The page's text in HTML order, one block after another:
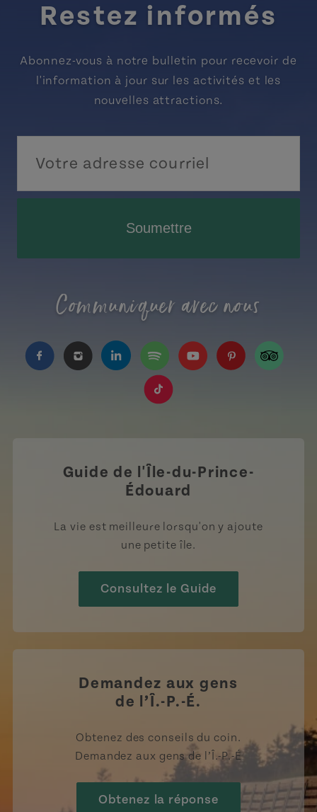
Restez informés
Abonnez-vous à notre bulletin pour recevoir de
l'information à jour sur les activités et les
nouvelles attractions.
Soumettre
Communiquer avec nous
https://www.facebook.com/TourismeIPE/
https://www.instagram.com/tourismpei/
https://www.linkedin.com/
https://open.spotify.com/
Guide de l'Île-du-Prince-
Édouard
La vie est meilleure lorsqu'on y ajoute
une petite île.
Consultez le Guide
Demandez aux gens
de l’Î.-P.-É.
Obtenez des conseils du coin.
Demandez aux gens de l’Î.-P.-É
Obtenez la réponse